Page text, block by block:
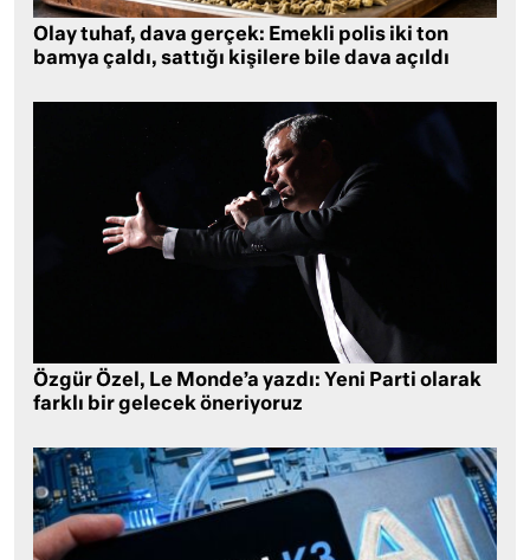
Olay tuhaf, dava gerçek: Emekli polis iki ton
bamya çaldı, sattığı kişilere bile dava açıldı
Özgür Özel, Le Monde’a yazdı: Yeni Parti olarak
farklı bir gelecek öneriyoruz